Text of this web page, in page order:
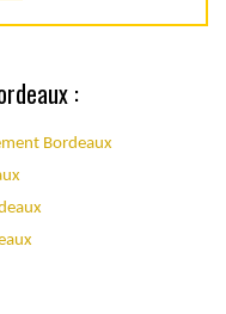
:
Bordeaux